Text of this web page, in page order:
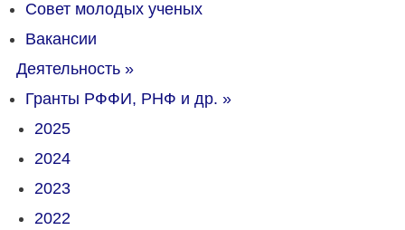
Совет молодых ученых
Вакансии
Деятельность »
Гранты РФФИ, РНФ и др. »
2025
2024
2023
2022